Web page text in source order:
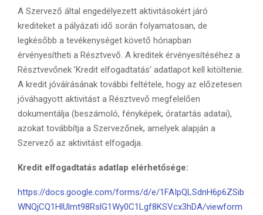
A Szervező által engedélyezett aktivitásokért járó
krediteket a pályázati idő során folyamatosan, de
legkésőbb a tevékenységet követő hónapban
érvényesítheti a Résztvevő. A kreditek érvényesítéséhez a
Résztvevőnek ’Kredit elfogadtatás’ adatlapot kell kitöltenie.
A kredit jóváírásának további feltétele, hogy az előzetesen
jóváhagyott aktivitást a Résztvevő megfelelően
dokumentálja (beszámoló, fényképek, óratartás adatai),
azokat továbbítja a Szervezőnek, amelyek alapján a
Szervező az aktivitást elfogadja.
Kredit elfogadtatás adatlap elérhetősége:
https://docs.google.com/forms/d/e/1FAIpQLSdnH6p6ZSib
WNQjCQ1HlUlmt98RslG1Wy0C1Lgf8KSVcx3hDA/viewform